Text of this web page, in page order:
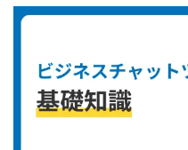
チャネルトーク(株式会
KARAKURI(カラクリ株式
AI Messenger Chatbot(株